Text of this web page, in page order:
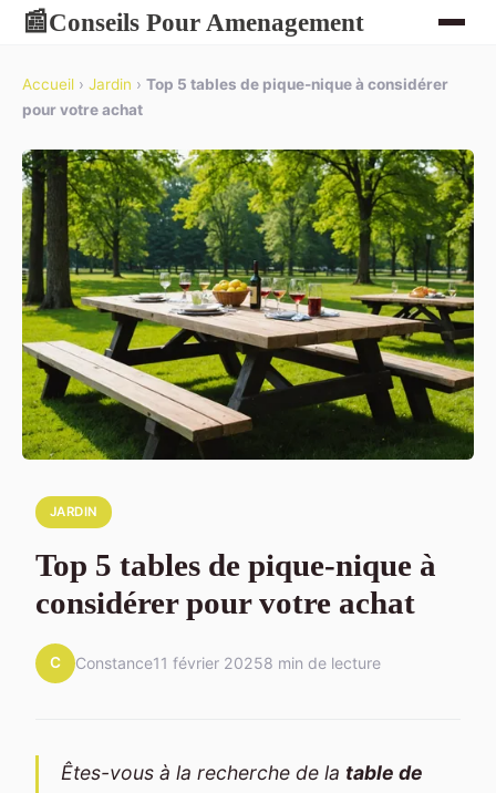
📰Conseils Pour Amenagement
Accueil › Jardin › Top 5 tables de pique-nique à considérer
pour votre achat
JARDIN
Top 5 tables de pique-nique à
considérer pour votre achat
C Constance11 février 20258 min de lecture
Êtes-vous à la recherche de la table de